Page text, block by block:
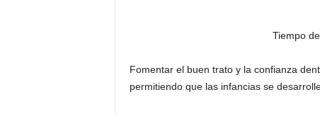
Tiempo
Fomentar el buen trato y la confianza
permitiendo que las infancias se